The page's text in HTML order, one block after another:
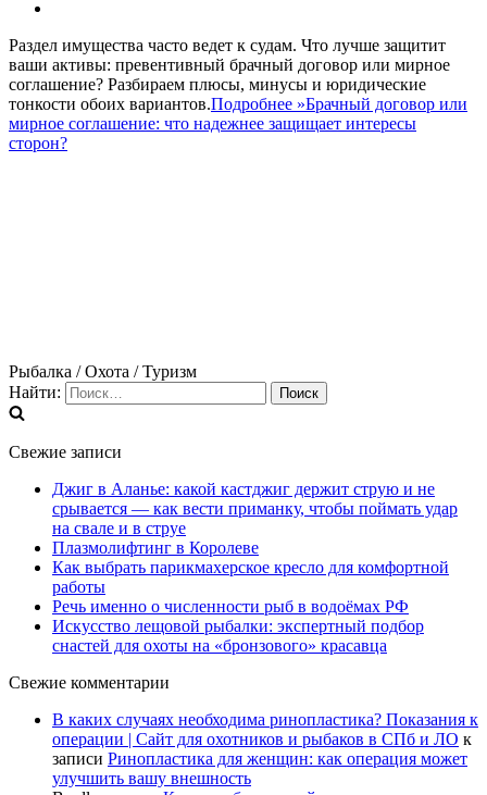
Раздел имущества часто ведет к судам. Что лучше защитит
ваши активы: превентивный брачный договор или мирное
соглашение? Разбираем плюсы, минусы и юридические
тонкости обоих вариантов.Подробнее »Брачный договор или
мирное соглашение: что надежнее защищает интересы
сторон?
Рыбалка / Охота / Туризм
Найти:
Свежие записи
Джиг в Аланье: какой кастджиг держит струю и не
срывается — как вести приманку, чтобы поймать удар
на свале и в струе
Плазмолифтинг в Королеве
Как выбрать парикмахерское кресло для комфортной
работы
Речь именно о численности рыб в водоёмах РФ
Искусство лещовой рыбалки: экспертный подбор
снастей для охоты на «бронзового» красавца
Свежие комментарии
В каких случаях необходима ринопластика? Показания к
операции | Сайт для охотников и рыбаков в СПб и ЛО к
записи Ринопластика для женщин: как операция может
улучшить вашу внешность